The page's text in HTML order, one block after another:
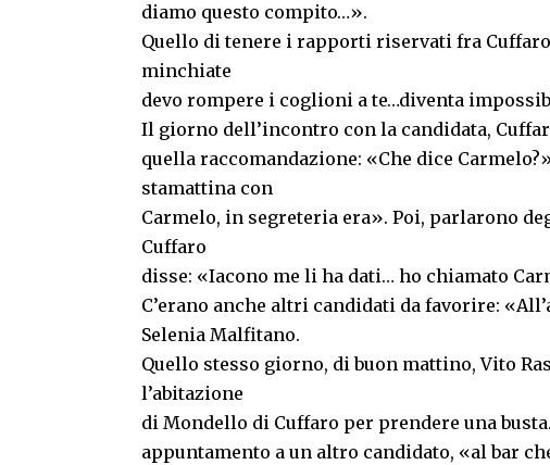
diamo questo compito…».
Quello di tenere i rapporti riservati fra
minchiate
devo rompere i coglioni a te…diventa
Il giorno dell’incontro con la candidata,
quella raccomandazione: «Che dice
stamattina con
Carmelo, in segreteria era». Poi, parlarono
Cuffaro
disse: «Iacono me li ha dati… ho chiamato
C’erano anche altri candidati da favorire:
Selenia Malfitano.
Quello stesso giorno, di buon mattino, Vito
l’abitazione
di Mondello di Cuffaro per prendere una
appuntamento a un altro candidato, «al bar